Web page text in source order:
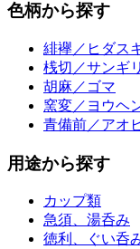
色柄から探す
緋襷／ヒダス
桟切／サンギリ
胡麻／ゴマ
窯変／ヨウヘ
青備前／アオ
用途から探す
カップ類
急須、湯呑み
徳利、ぐい呑